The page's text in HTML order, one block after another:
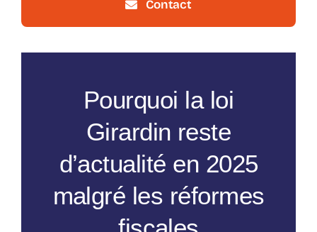
Qui-sommes-nous ?
Nos publications
Contact
Pourquoi la loi
Girardin reste
d’actualité en 2025
malgré les réformes